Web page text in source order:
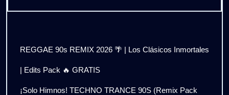
REGGAE 90s REMIX 2026 🌴 | Los Clásicos Inmortales
| Edits Pack 🔥 GRATIS
¡Solo Himnos! TECHNO TRANCE 90S (Remix Pack